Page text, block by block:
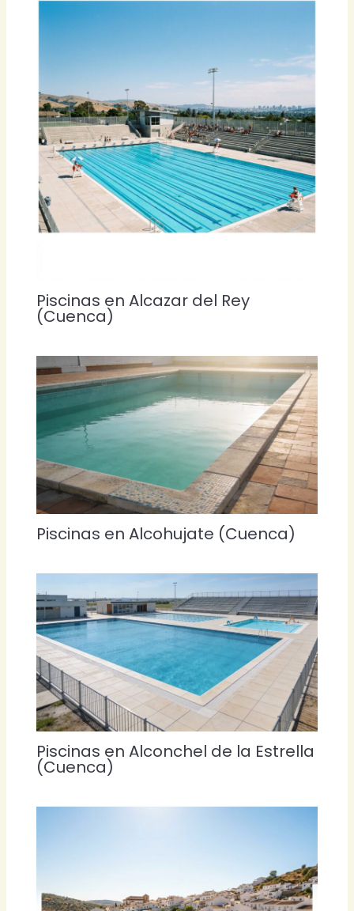
Piscinas en Alcazar del Rey
(Cuenca)
Piscinas en Alcohujate (Cuenca)
Piscinas en Alconchel de la Estrella
(Cuenca)